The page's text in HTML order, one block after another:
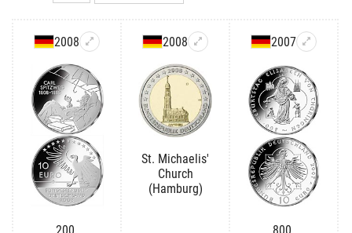
2008 2008
St. Michaelis'
Church
(Hamburg)
2007